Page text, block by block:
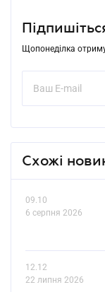
Щопонеділка
Схожі
09.10
6 серпня 2026
12.12
22 липня 2026